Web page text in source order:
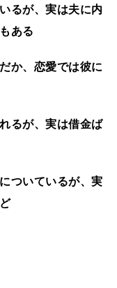
るが、実は夫に内
ある
か、恋愛では彼に
るが、実は借金ば
ついているが、実